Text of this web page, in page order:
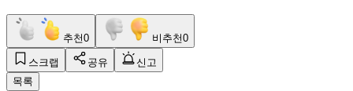
추천0 비추천0
스크랩 공유
신고
목록